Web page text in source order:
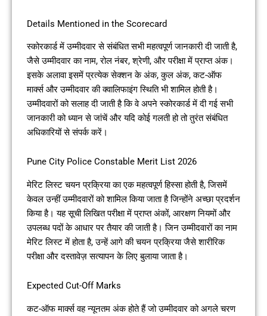
Details Mentioned in the Scorecard
स्कोरकार्ड में उम्मीदवार से संबंधित सभी महत्वपूर्ण जानकारी दी जाती है,
जैसे उम्मीदवार का नाम, रोल नंबर, श्रेणी, और परीक्षा में प्राप्त अंक।
इसके अलावा इसमें प्रत्येक सेक्शन के अंक, कुल अंक, कट-ऑफ
मार्क्स और उम्मीदवार की क्वालिफाइंग स्थिति भी शामिल होती है।
उम्मीदवारों को सलाह दी जाती है कि वे अपने स्कोरकार्ड में दी गई सभी
जानकारी को ध्यान से जांचें और यदि कोई गलती हो तो तुरंत संबंधित
अधिकारियों से संपर्क करें।
Pune City Police Constable Merit List 2026
मेरिट लिस्ट चयन प्रक्रिया का एक महत्वपूर्ण हिस्सा होती है, जिसमें
केवल उन्हीं उम्मीदवारों को शामिल किया जाता है जिन्होंने अच्छा प्रदर्शन
किया है। यह सूची लिखित परीक्षा में प्राप्त अंकों, आरक्षण नियमों और
उपलब्ध पदों के आधार पर तैयार की जाती है। जिन उम्मीदवारों का नाम
मेरिट लिस्ट में होता है, उन्हें आगे की चयन प्रक्रिया जैसे शारीरिक
परीक्षा और दस्तावेज़ सत्यापन के लिए बुलाया जाता है।
Expected Cut-Off Marks
कट-ऑफ मार्क्स वह न्यूनतम अंक होते हैं जो उम्मीदवार को अगले चरण